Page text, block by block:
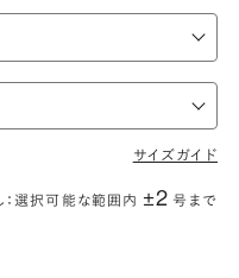
サイズガイド
：選択可能な範囲内 ±2 号まで